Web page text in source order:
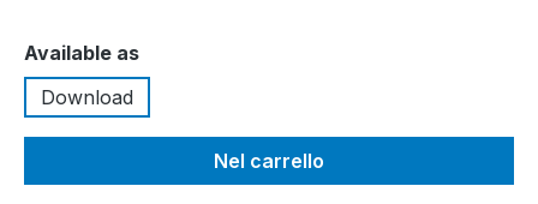
Seleziona
Available as
Download
Nel carrello